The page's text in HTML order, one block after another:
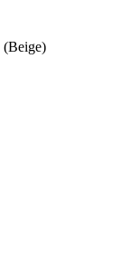
(Beige)